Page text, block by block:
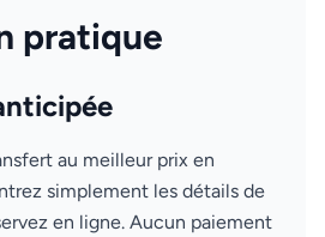
pratique
au meilleur prix en
simplement les détails de
en ligne. Aucun paiement